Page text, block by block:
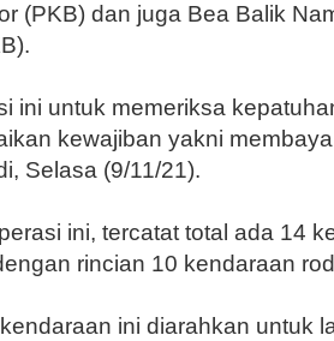
(PKB) dan juga Bea Balik
ini untuk memeriksa
kewajiban yakni
Selasa (9/11/21).
ini, tercatat total ada 14
rincian 10 kendaraan
ini diarahkan untuk